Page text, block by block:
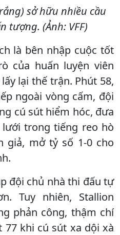
sở hữu nhiều cầu
tượng. (Ảnh: VFF)
là bên nhập cuộc tốt
của huấn luyện viên
lại thế trận. Phút 58,
ngoài vòng cấm, đội
cú sút hiểm hóc, đưa
trong tiếng reo hò
giả, mở tỷ số 1-0 cho
đội chủ nhà thi đấu tự
Tuy nhiên, Stallion
phản công, thậm chí
khi cú sút xa dội xà